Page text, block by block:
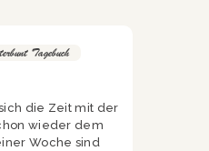
Tagebuch
die Zeit mit der
wieder dem
Woche sind